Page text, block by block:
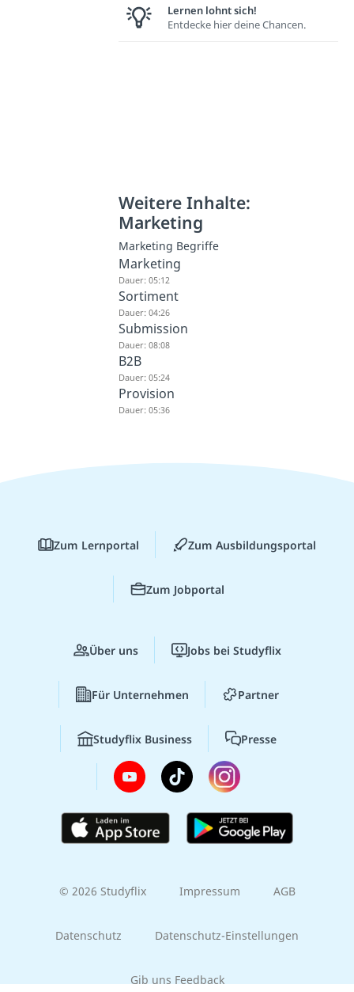
Lernen lohnt sich!
Entdecke hier deine Chancen.
Weitere Inhalte:
Marketing
Marketing Begriffe
Marketing
Dauer: 05:12
Sortiment
Dauer: 04:26
Submission
Dauer: 08:08
B2B
Dauer: 05:24
Provision
Dauer: 05:36
Zum Lernportal Zum Ausbildungsportal
Zum Jobportal
Über uns Jobs bei Studyflix
Für Unternehmen Partner
Studyflix Business Presse
© 2026 Studyflix Impressum AGB
Datenschutz Datenschutz-Einstellungen
Gib uns Feedback